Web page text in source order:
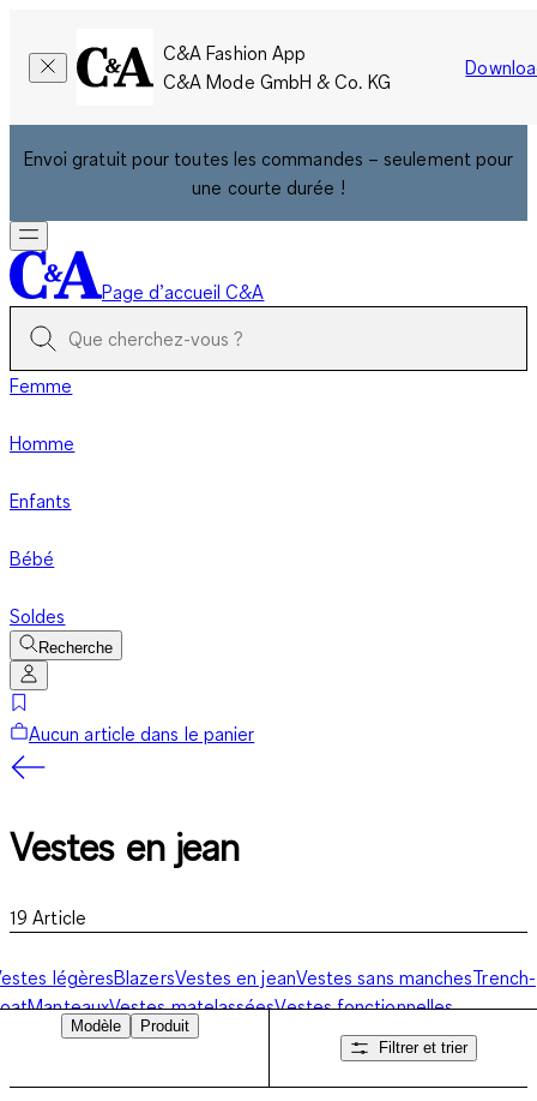
C&A Fashion App
C&A Mode GmbH & Co. KG
Envoi gratuit pour toutes les commandes – seulement pour
une courte durée !
Page d’accueil C&A
Femme
Homme
Enfants
Bébé
Soldes
Recherche
Aucun article dans le panier
Vestes en jean
19 Article
légèresBlazersVestes en jeanVestes sans manchesTrench-
ManteauxVestes matelasséesVestes fonctionnelles
Modèle
Produit
Filtrer et trier